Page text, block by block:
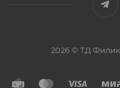
2026 © ТД